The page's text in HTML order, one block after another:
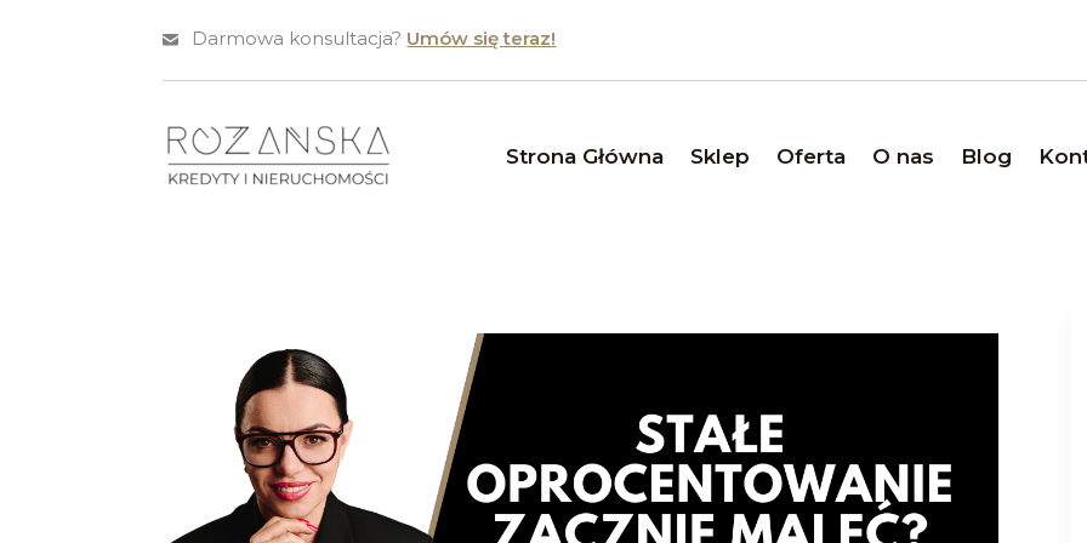
Darmowa konsultacja? Umów się teraz!
Strona Główna Sklep Oferta O nas Blog